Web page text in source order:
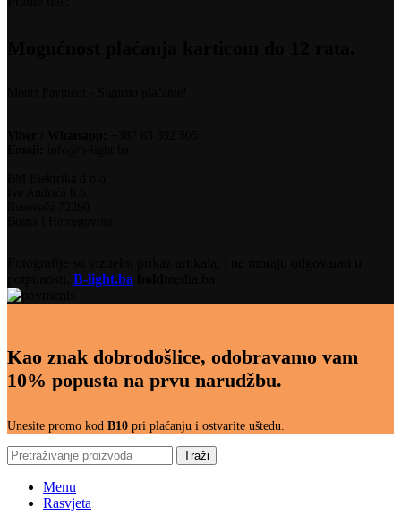
B-light.ba
Kao znak dobrodošlice, odobravamo vam
10% popusta na prvu narudžbu.
Unesite promo kod B10 pri plaćanju i ostvarite uštedu.
Traži
Menu
Rasvjeta